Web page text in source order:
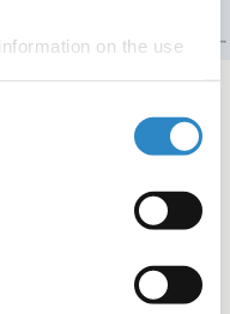
on the use
e gratuita de
a submissão à